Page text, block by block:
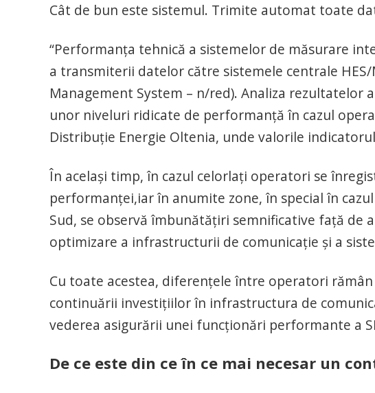
Cât de bun este sistemul. Trimite automat toate
“Performanța tehnică a sistemelor de măsurare
a transmiterii datelor către sistemele centrale
Management System – n/red). Analiza rezultatelor
unor niveluri ridicate de performanță în cazul
Distribuție Energie Oltenia, unde valorile
În același timp, în cazul celorlați operatori se
performanței,iar în anumite zone, în special în
Sud, se observă îmbunătățiri semnificative față de
optimizare a infrastructurii de comunicație și a
Cu toate acestea, diferențele între operatori
continuării investițiilor în infrastructura de
vederea asigurării unei funcționări performante a
De ce este din ce în ce mai necesar un